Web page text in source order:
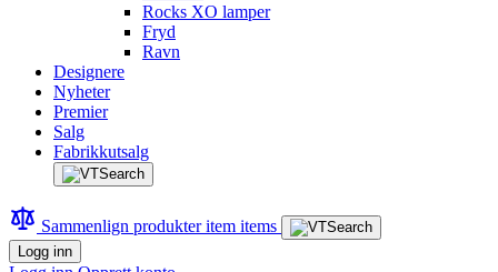
Rocks XO lamper
Fryd
Ravn
Designere
Nyheter
Premier
Salg
Fabrikkutsalg
Sammenlign produkteritem items
Logg inn